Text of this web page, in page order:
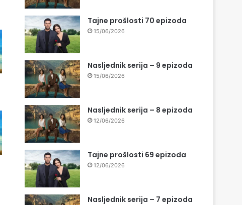
Tajne prošlosti 70 epizoda
15/06/2026
Nasljednik serija – 9 epizoda
15/06/2026
Nasljednik serija – 8 epizoda
12/06/2026
Tajne prošlosti 69 epizoda
12/06/2026
Nasljednik serija – 7 epizoda